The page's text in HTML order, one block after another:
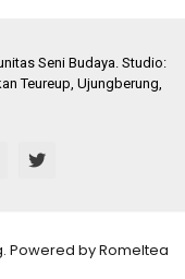
Seni Budaya. Studio:
Teureup, Ujungberung,
Powered byRomeltea